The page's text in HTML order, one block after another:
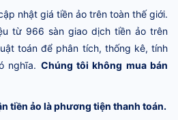
nhật giá tiền ảo trên toàn thế giới.
từ 966 sàn giao dịch tiền ảo trên
toán để phân tích, thống kê, tính
nghĩa. Chúng tôi không mua bán
tiền ảo là phương tiện thanh toán.